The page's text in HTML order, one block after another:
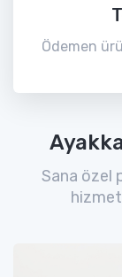
Ödemen
Sana özel